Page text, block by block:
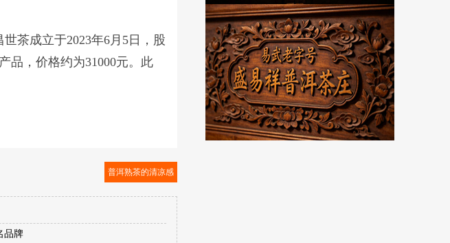
茶成立于2023年6月5日，股
品，价格约为31000元。此
普洱熟茶的清凉感
品牌